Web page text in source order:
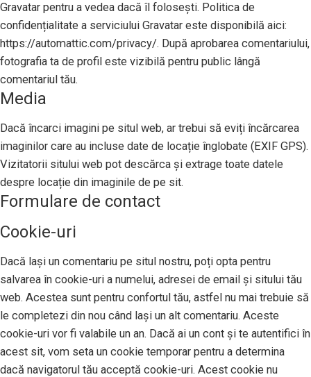
Gravatar pentru a vedea dacă îl folosești. Politica de
confidențialitate a serviciului Gravatar este disponibilă aici:
https://automattic.com/privacy/. După aprobarea comentariului,
fotografia ta de profil este vizibilă pentru public lângă
comentariul tău.
Media
Dacă încarci imagini pe situl web, ar trebui să eviți încărcarea
imaginilor care au incluse date de locație înglobate (EXIF GPS).
Vizitatorii sitului web pot descărca și extrage toate datele
despre locație din imaginile de pe sit.
Formulare de contact
Cookie-uri
Dacă lași un comentariu pe situl nostru, poți opta pentru
salvarea în cookie-uri a numelui, adresei de email și sitului tău
web. Acestea sunt pentru confortul tău, astfel nu mai trebuie să
le completezi din nou când lași un alt comentariu. Aceste
cookie-uri vor fi valabile un an. Dacă ai un cont și te autentifici în
acest sit, vom seta un cookie temporar pentru a determina
dacă navigatorul tău acceptă cookie-uri. Acest cookie nu